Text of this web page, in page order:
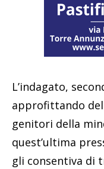
L’indagato,
approfittando
genitori della
quest’ultima
gli consentiva di